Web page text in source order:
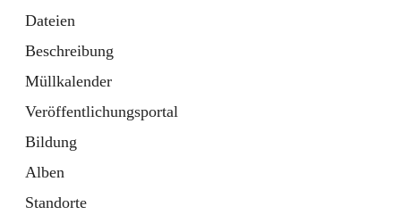
Dateien
Beschreibung
Müllkalender
Veröffentlichungsportal
Bildung
Alben
Standorte